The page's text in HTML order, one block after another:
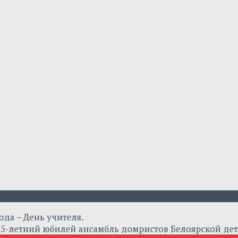
– День учителя.
летний юбилей ансамбль домристов Белоярской